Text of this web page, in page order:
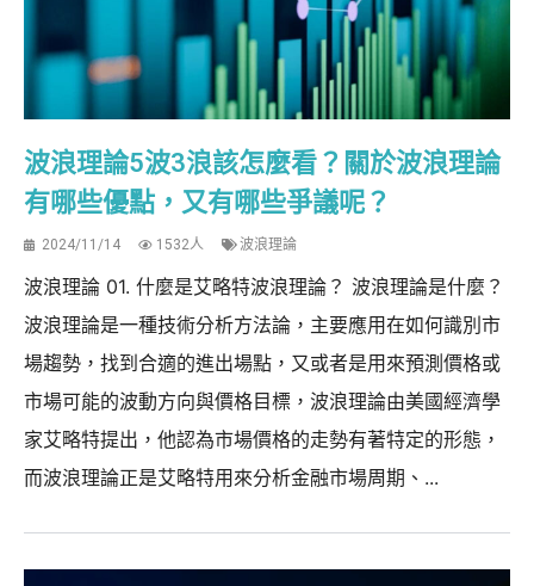
波浪理論5波3浪該怎麼看？關於波浪理論
有哪些優點，又有哪些爭議呢？
2024/11/14 1532人 波浪理論
波浪理論 01. 什麼是艾略特波浪理論？ 波浪理論是什麼？
波浪理論是一種技術分析方法論，主要應用在如何識別市
場趨勢，找到合適的進出場點，又或者是用來預測價格或
市場可能的波動方向與價格目標，波浪理論由美國經濟學
家艾略特提出，他認為市場價格的走勢有著特定的形態，
而波浪理論正是艾略特用來分析金融市場周期、...